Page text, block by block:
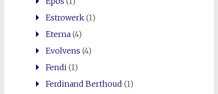
Estrowerk(1)
Eterna(4)
Evolvens (4)
Fendi (1)
Ferdinand Berthoud (1)